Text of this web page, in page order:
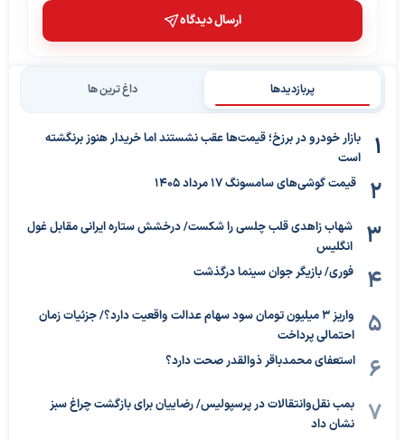
ارسال دیدگاه
پربازدیدها داغ ترین ها
بازار خودرو در برزخ؛ قیمت‌ها عقب نشستند اما خریدار هنوز برنگشته
است
قیمت گوشی‌های سامسونگ 17 مرداد 1405
شهاب زاهدی قلب چلسی را شکست/ درخشش ستاره ایرانی مقابل غول
انگلیس
فوری/ بازیگر جوان سینما درگذشت
واریز ۳ میلیون تومان سود سهام عدالت واقعیت دارد؟/ جزئیات زمان
احتمالی پرداخت
استعفای محمدباقر ذوالقدر صحت دارد؟
بمب نقل‌وانتقالات در پرسپولیس/ رضاییان برای بازگشت چراغ سبز
نشان داد